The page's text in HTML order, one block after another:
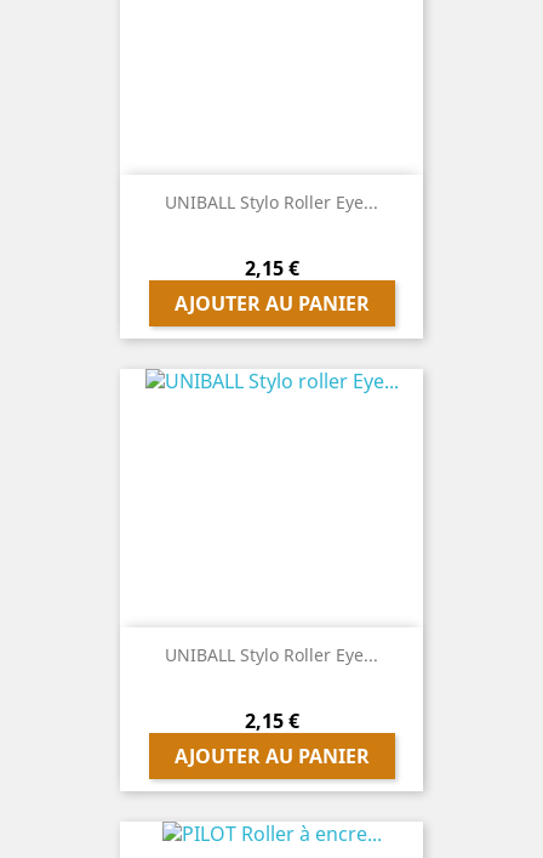
UNIBALL Stylo Roller Eye...
Prix
2,15 €
AJOUTER AU PANIER
UNIBALL Stylo Roller Eye...
Prix
2,15 €
AJOUTER AU PANIER